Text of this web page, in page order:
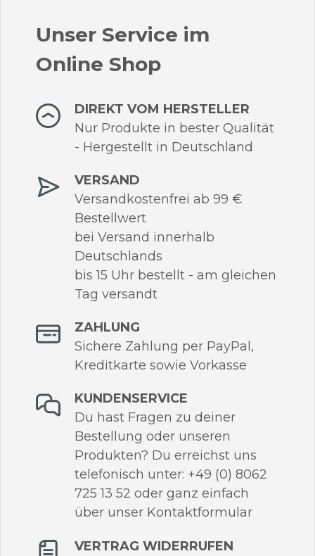
Unser Service im
Online Shop
DIREKT VOM HERSTELLER
Nur Produkte in bester Qualität
- Hergestellt in Deutschland
VERSAND
Versandkostenfrei ab 99 €
Bestellwert
bei Versand innerhalb
Deutschlands
bis 15 Uhr bestellt - am gleichen
Tag versandt
ZAHLUNG
Sichere Zahlung per PayPal,
Kreditkarte sowie Vorkasse
KUNDENSERVICE
Du hast Fragen zu deiner
Bestellung oder unseren
Produkten? Du erreichst uns
telefonisch unter: +49 (0) 8062
725 13 52 oder ganz einfach
über unser Kontaktformular
VERTRAG WIDERRUFEN